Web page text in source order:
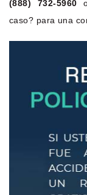
(888) 732-5960
caso? para una